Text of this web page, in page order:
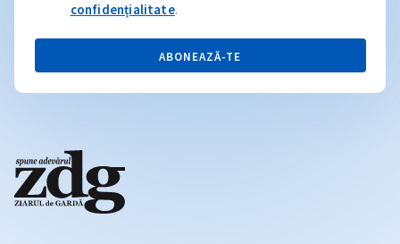
confidențialitate.
ABONEAZĂ-TE